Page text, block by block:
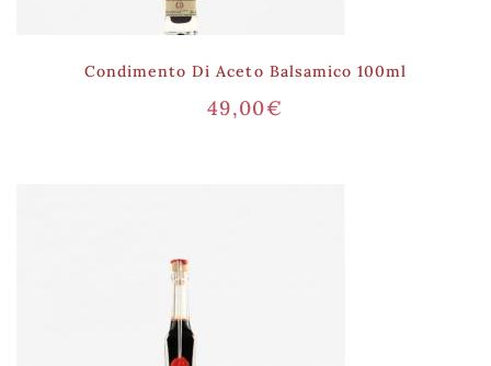
Condimento Di Aceto Balsamico 100ml
49,00€